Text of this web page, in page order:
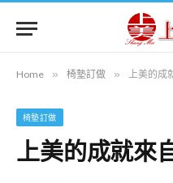
Home » 椅墊訂做 » 上美的成
椅墊訂做
上美的成就來